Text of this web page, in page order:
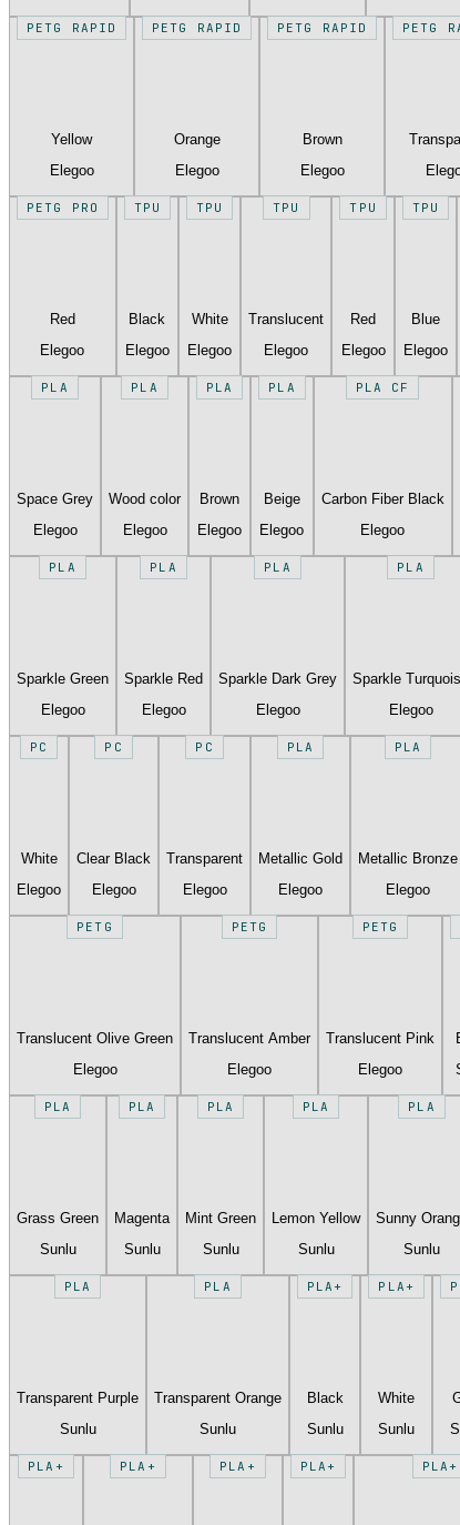
PETG RAPID
Yellow
Elegoo
PETG RAPID
Orange
Elegoo
PETG RAPID
Brown
Elegoo
PETG
PETG PRO
Red
Elegoo
TPU
Black
Elegoo
TPU
White
Elegoo
TPU
Translucent
Elegoo
TPU
Red
Elegoo
TPU
Blue
Elegoo
PLA
Space Grey
Elegoo
PLA
Wood color
Elegoo
PLA
Brown
Elegoo
PLA
Beige
Elegoo
PLA CF
Carbon Fiber Black
Elegoo
PLA
Sparkle Green
Elegoo
PLA
Sparkle Red
Elegoo
PLA
Sparkle Dark Grey
Elegoo
PLA
Sparkle
Elegoo
PC
White
Elegoo
PC
Clear Black
Elegoo
PC
Transparent
Elegoo
PLA
Metallic Gold
Elegoo
PLA
Metallic Bronze
Elegoo
PETG
Translucent Olive Green
Elegoo
PETG
Translucent Amber
Elegoo
PETG
Translucent Pink
Elegoo
PLA
Grass Green
Sunlu
PLA
Magenta
Sunlu
PLA
Mint Green
Sunlu
PLA
Lemon Yellow
Sunlu
PLA
Sunny
Sunlu
PLA
Transparent Purple
Sunlu
PLA
Transparent Orange
Sunlu
PLA+
Black
Sunlu
PLA+
White
Sunlu
PLA+ PLA+ PLA+ PLA+ PLA+